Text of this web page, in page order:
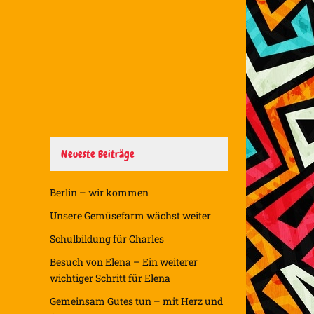
Neueste Beiträge
Berlin – wir kommen
Unsere Gemüsefarm wächst weiter
Schulbildung für Charles
Besuch von Elena – Ein weiterer
wichtiger Schritt für Elena
Gemeinsam Gutes tun – mit Herz und